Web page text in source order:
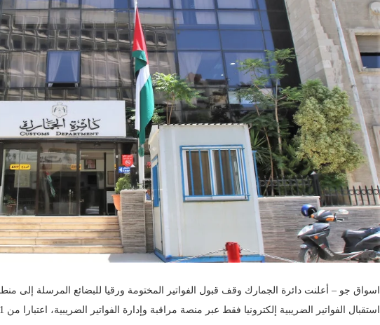
اسواق جو – أعلنت دائرة الجمارك وقف قبول الفواتير المختومة ورقيا للبضائع المرسلة إلى
استقبال الفواتير الضريبية إلكترونيا فقط عبر منصة مراقبة وإدارة الفواتير الضريبية، اعتبارا من 1 حزيران 2026.